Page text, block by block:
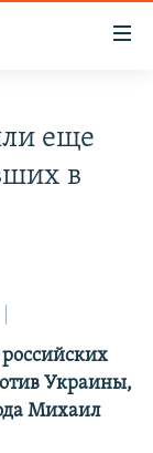
еще
в
Украины,
Михаил